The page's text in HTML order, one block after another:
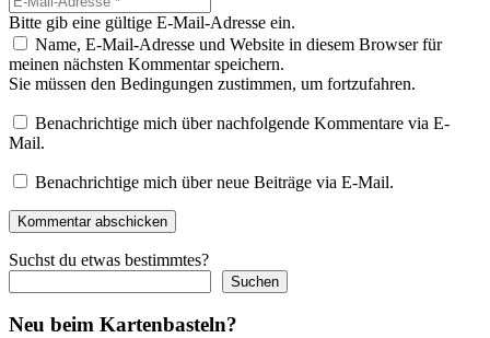
Bitte gib eine gültige E-Mail-Adresse ein.
Name, E-Mail-Adresse und Website in diesem Browser für
meinen nächsten Kommentar speichern.
Sie müssen den Bedingungen zustimmen, um fortzufahren.
Benachrichtige mich über nachfolgende Kommentare via E-
Mail.
Benachrichtige mich über neue Beiträge via E-Mail.
Kommentar abschicken
Suchst du etwas bestimmtes?
Suchen
Neu beim Kartenbasteln?